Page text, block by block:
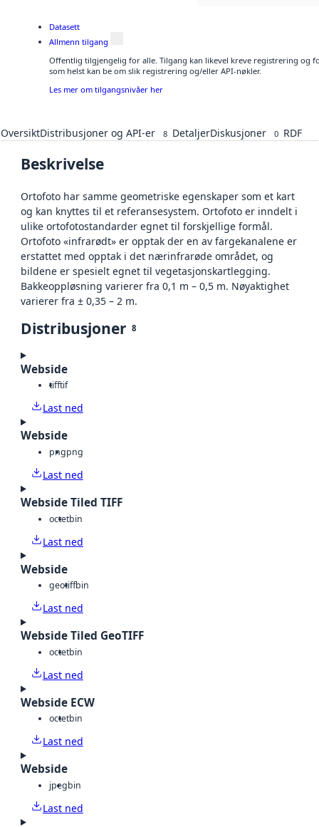
Datasett
Allmenn tilgang
Offentlig tilgjengelig for alle. Tilgang kan likevel kreve registrering og
som helst kan be om slik registrering og/eller API-nøkler.
Les mer om tilgangsnivåer her
OversiktDistribusjoner og API-er 8 DetaljerDiskusjoner 0 RDF
Beskrivelse
Ortofoto har samme geometriske egenskaper som et kart
og kan knyttes til et referansesystem. Ortofoto er inndelt i
ulike ortofotostandarder egnet til forskjellige formål.
Ortofoto «infrarødt» er opptak der en av fargekanalene er
erstattet med opptak i det nærinfrarøde området, og
bildene er spesielt egnet til vegetasjonskartlegging.
Bakkeoppløsning varierer fra 0,1 m – 0,5 m. Nøyaktighet
varierer fra ± 0,35 – 2 m.
Distribusjoner 8
Webside
tifftif
Last ned
Webside
pngpng
Last ned
Webside Tiled TIFF
octetbin
Last ned
Webside
geotiffbin
Last ned
Webside Tiled GeoTIFF
octetbin
Last ned
Webside ECW
octetbin
Last ned
Webside
jpegbin
Last ned